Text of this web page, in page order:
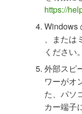
https://
Windows
、または
ください。
外部スピ
ワーがオ
た、パソ
カー端子